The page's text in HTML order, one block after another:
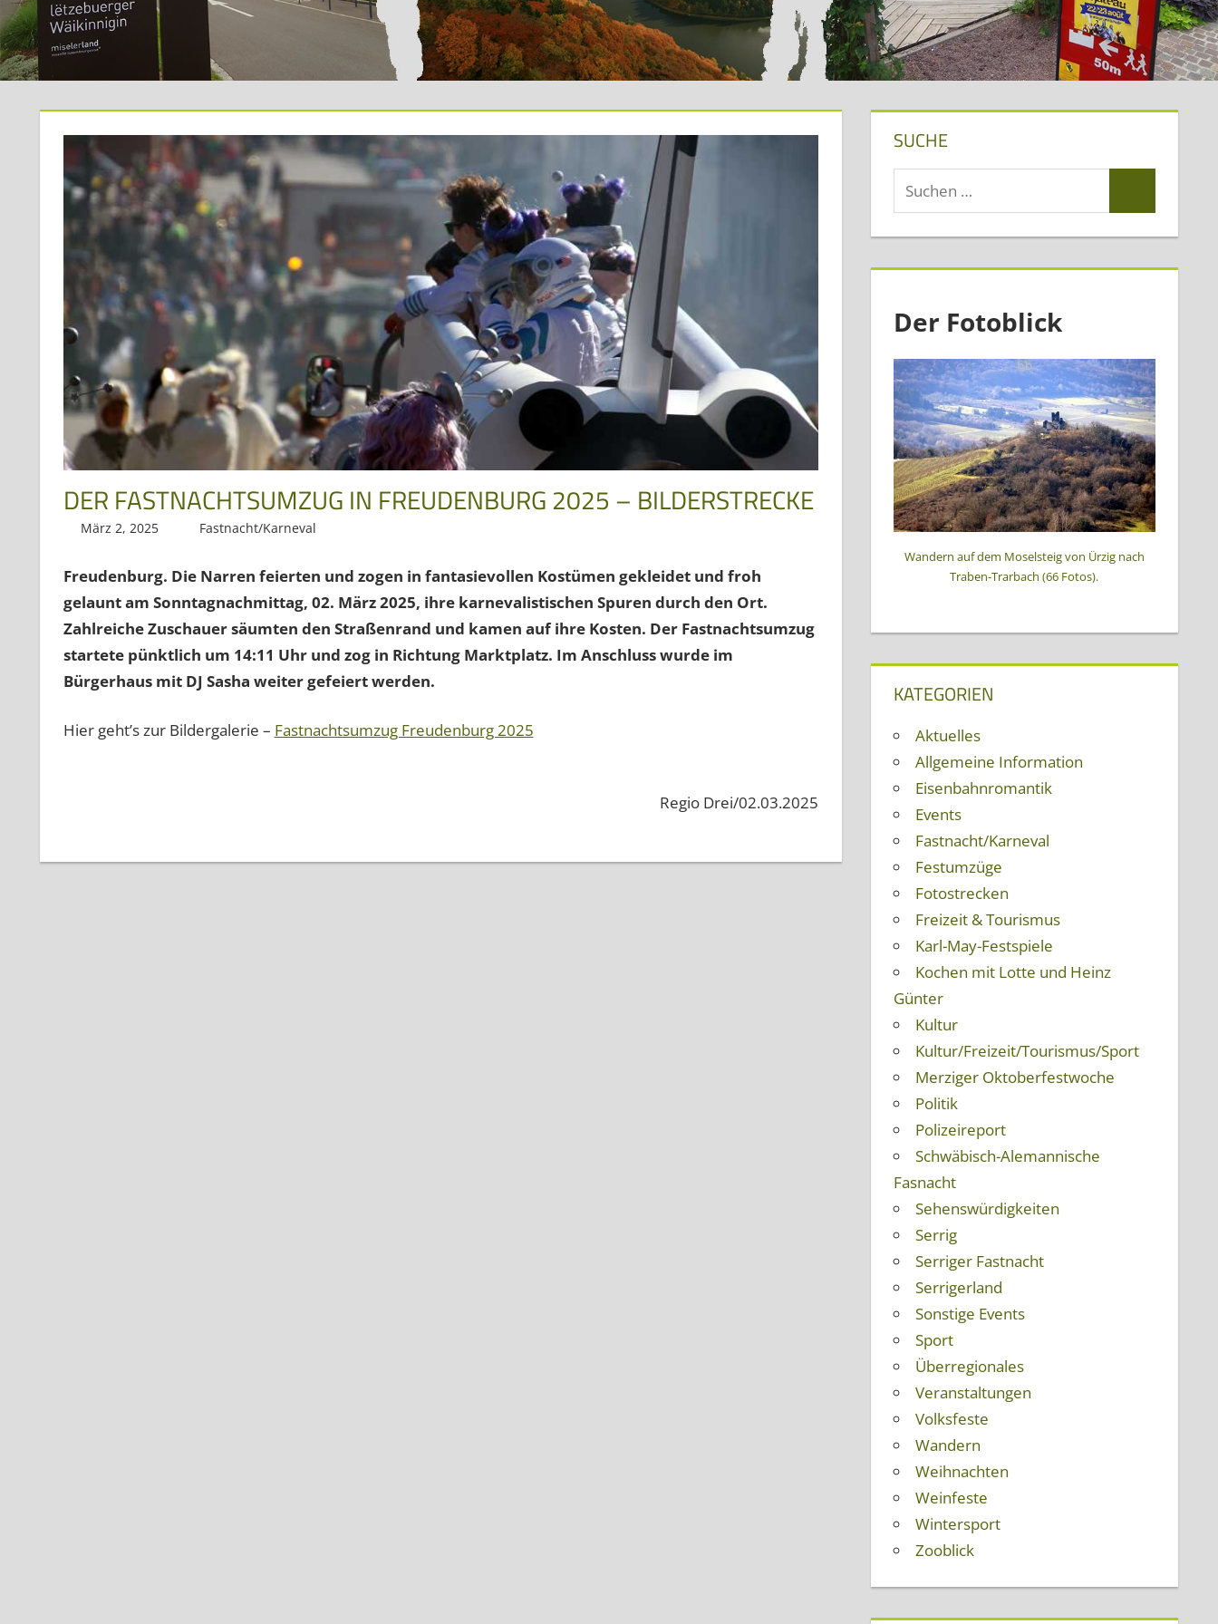
DER FASTNACHTSUMZUG IN FREUDENBURG 2025 – BILDERSTRECKE
März 2, 2025 Regio3
Fastnacht/Karneval
Freudenburg. Die Narren feierten und zogen in fantasievollen Kostümen gekleidet und froh
gelaunt am Sonntagnachmittag, 02. März 2025, ihre karnevalistischen Spuren durch den Ort.
Zahlreiche Zuschauer säumten den Straßenrand und kamen auf ihre Kosten. Der Fastnachtsumzug
startete pünktlich um 14:11 Uhr und zog in Richtung Marktplatz. Im Anschluss wurde im
Bürgerhaus mit DJ Sasha weiter gefeiert werden.
Hier geht’s zur Bildergalerie – Fastnachtsumzug Freudenburg 2025
Regio Drei/02.03.2025
SUCHE
Suchen
nach:
Der Fotoblick
Wandern auf dem Moselsteig von Ürzig nach
Traben-Trarbach (66 Fotos).
KATEGORIEN
Aktuelles
Allgemeine Information
Eisenbahnromantik
Events
Fastnacht/Karneval
Festumzüge
Fotostrecken
Freizeit & Tourismus
Karl-May-Festspiele
Kochen mit Lotte und Heinz
Günter
Kultur
Kultur/Freizeit/Tourismus/Sport
Merziger Oktoberfestwoche
Politik
Polizeireport
Schwäbisch-Alemannische
Fasnacht
Sehenswürdigkeiten
Serrig
Serriger Fastnacht
Serrigerland
Sonstige Events
Sport
Überregionales
Veranstaltungen
Volksfeste
Wandern
Weihnachten
Weinfeste
Wintersport
Zooblick